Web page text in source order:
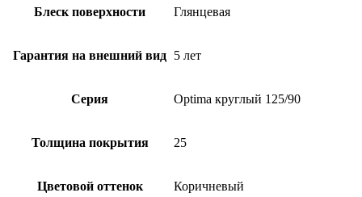
Блеск поверхности Глянцевая
Гарантия на внешний вид 5 лет
Серия Optima круглый 125/90
Толщина покрытия 25
Цветовой оттенок Коричневый